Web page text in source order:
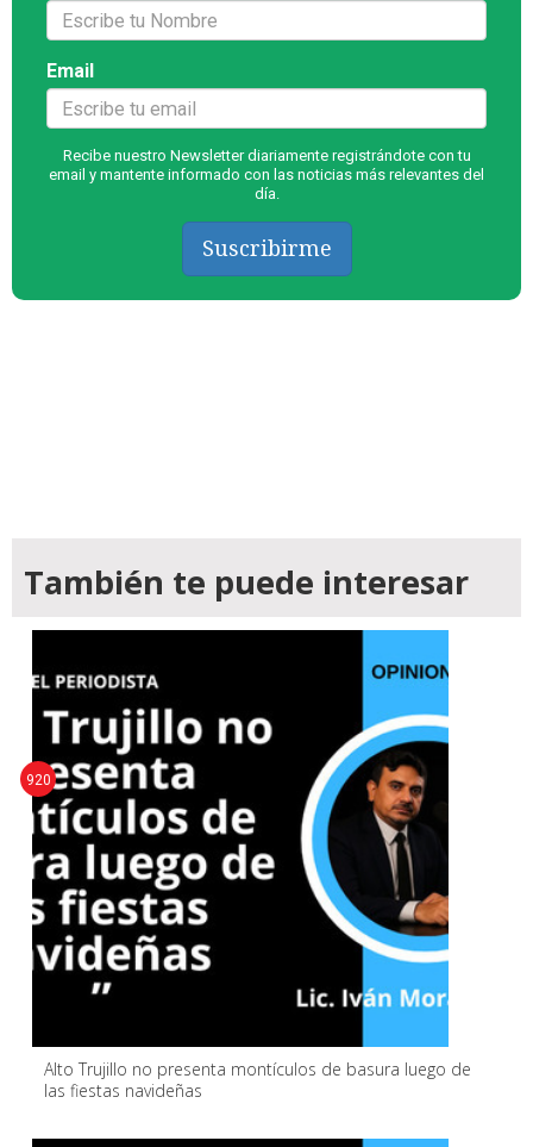
Email
Recibe nuestro Newsletter diariamente registrándote con tu
email y mantente informado con las noticias más relevantes del
día.
Suscribirme
También te puede interesar
Alto Trujillo no presenta montículos de basura luego de
las fiestas navideñas
920